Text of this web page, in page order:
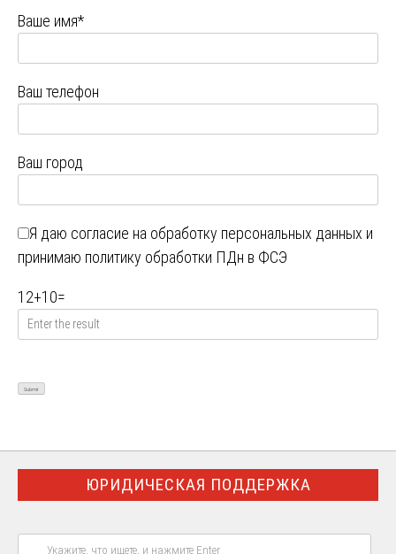
Ваше имя*
Ваш телефон
Ваш город
Я даю согласие на обработку персональных данных и
принимаю политику обработки ПДн в ФСЭ
12+10=
ЮРИДИЧЕСКАЯ ПОДДЕРЖКА